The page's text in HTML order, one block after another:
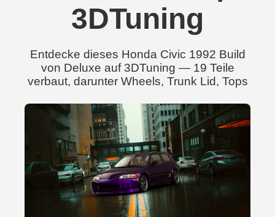
3DTuning
Entdecke dieses Honda Civic 1992 Build
von Deluxe auf 3DTuning — 19 Teile
verbaut, darunter Wheels, Trunk Lid, Tops